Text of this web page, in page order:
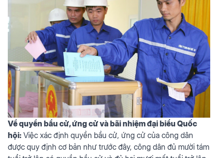
Về quyền bầu cử, ứng cử và bãi nhiệm đại biểu Quốc
hội:Việc xác định quyền bầu cử, ứng cử của công dân
được quy định cơ bản như trước đây, công dân đủ mười tám